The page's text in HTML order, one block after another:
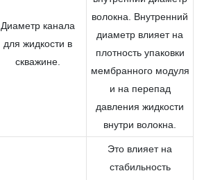
Диаметр канала
для жидкости в
скважине.
волокна. Внутренний
диаметр влияет на
плотность упаковки
мембранного модуля
и на перепад
давления жидкости
внутри волокна.
Это влияет на
стабильность